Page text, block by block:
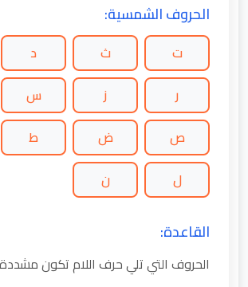
الحروف الشمسية:
ت ث د
ر
ز س
ص
ض ط
ل
ن
القاعدة:
الحروف التي تلي حرف اللام تكون مشددة